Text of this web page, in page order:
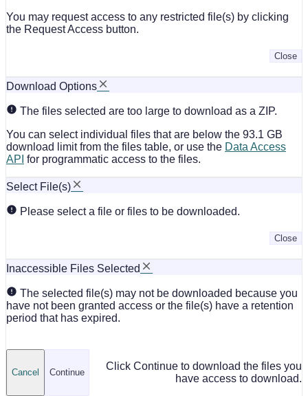
You may request access to any restricted file(s) by clicking
the Request Access button.
Close
Download Options
The files selected are too large to download as a ZIP.
You can select individual files that are below the 93.1 GB
download limit from the files table, or use the Data Access
API for programmatic access to the files.
Select File(s)
Please select a file or files to be downloaded.
Close
Inaccessible Files Selected
The selected file(s) may not be downloaded because you
have not been granted access or the file(s) have a retention
period that has expired.
Click Continue to download the files you
have access to download.
Continue
Cancel